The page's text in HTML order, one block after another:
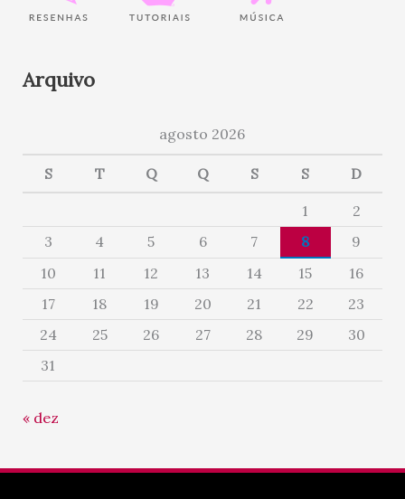
Arquivo
agosto 2026
S T Q Q S S D
1
2
3
4 5 6 7 8
9
10
11 12 13 14 15
16
17
18 19 20 21 22
23
24
25 26 27 28 29
30
31
« dez